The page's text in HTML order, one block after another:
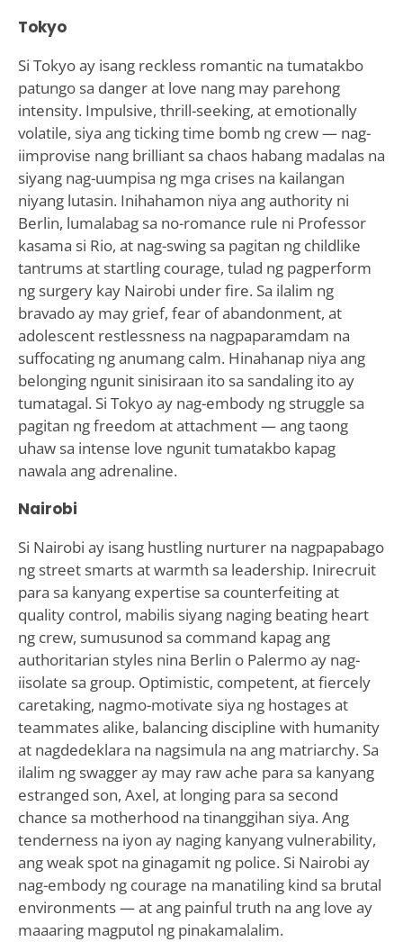
Tokyo
Si Tokyo ay isang reckless romantic na tumatakbo
patungo sa danger at love nang may parehong
intensity. Impulsive, thrill-seeking, at emotionally
volatile, siya ang ticking time bomb ng crew — nag-
iimprovise nang brilliant sa chaos habang madalas na
siyang nag-uumpisa ng mga crises na kailangan
niyang lutasin. Inihahamon niya ang authority ni
Berlin, lumalabag sa no-romance rule ni Professor
kasama si Rio, at nag-swing sa pagitan ng childlike
tantrums at startling courage, tulad ng pagperform
ng surgery kay Nairobi under fire. Sa ilalim ng
bravado ay may grief, fear of abandonment, at
adolescent restlessness na nagpaparamdam na
suffocating ng anumang calm. Hinahanap niya ang
belonging ngunit sinisiraan ito sa sandaling ito ay
tumatagal. Si Tokyo ay nag-embody ng struggle sa
pagitan ng freedom at attachment — ang taong
uhaw sa intense love ngunit tumatakbo kapag
nawala ang adrenaline.
Nairobi
Si Nairobi ay isang hustling nurturer na nagpapabago
ng street smarts at warmth sa leadership. Inirecruit
para sa kanyang expertise sa counterfeiting at
quality control, mabilis siyang naging beating heart
ng crew, sumusunod sa command kapag ang
authoritarian styles nina Berlin o Palermo ay nag-
iisolate sa group. Optimistic, competent, at fiercely
caretaking, nagmo-motivate siya ng hostages at
teammates alike, balancing discipline with humanity
at nagdedeklara na nagsimula na ang matriarchy. Sa
ilalim ng swagger ay may raw ache para sa kanyang
estranged son, Axel, at longing para sa second
chance sa motherhood na tinanggihan siya. Ang
tenderness na iyon ay naging kanyang vulnerability,
ang weak spot na ginagamit ng police. Si Nairobi ay
nag-embody ng courage na manatiling kind sa brutal
environments — at ang painful truth na ang love ay
maaaring magputol ng pinakamalalim.